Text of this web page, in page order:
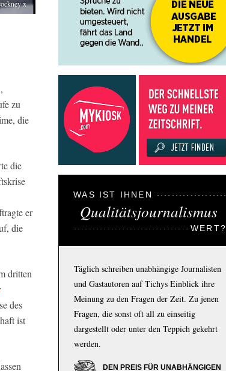
x
zu
die
die
er
die
dritten
des
ist
WAS IST IHNEN
Qualitätsjournalismus
WERT?
Täglich schreiben unabhängige Journalisten
und Gastautoren auf Tichys Einblick ihre
Meinung zu den Fragen der Zeit. Zu jenen
Fragen, die sonst oft all zu einseitig
dargestellt oder unter den Teppich gekehrt
werden.
DEN PREIS FÜR UNABHÄNGIGEN